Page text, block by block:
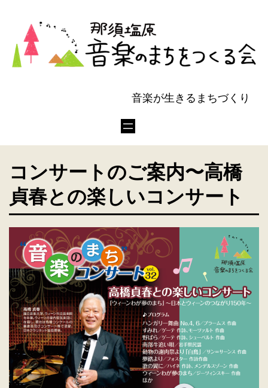
音楽が生きるまちづくり
コンサートのご案内〜高橋
貞春との楽しいコンサート